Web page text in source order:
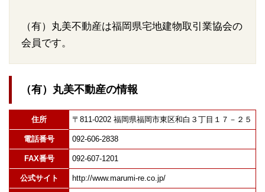
（有）丸美不動産は福岡県宅地建物取引業協会の
会員です。
（有）丸美不動産の情報
住所 〒811-0202 福岡県福岡市東区和白３丁目１７－２５
電話番号 092-606-2838
FAX番号 092-607-1201
公式サイト http://www.marumi-re.co.jp/